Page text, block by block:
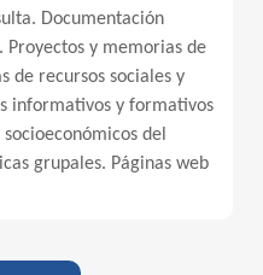
Documentación
Proyectos y memorias de
de recursos sociales y
informativos y formativos
del
grupales. Páginas web